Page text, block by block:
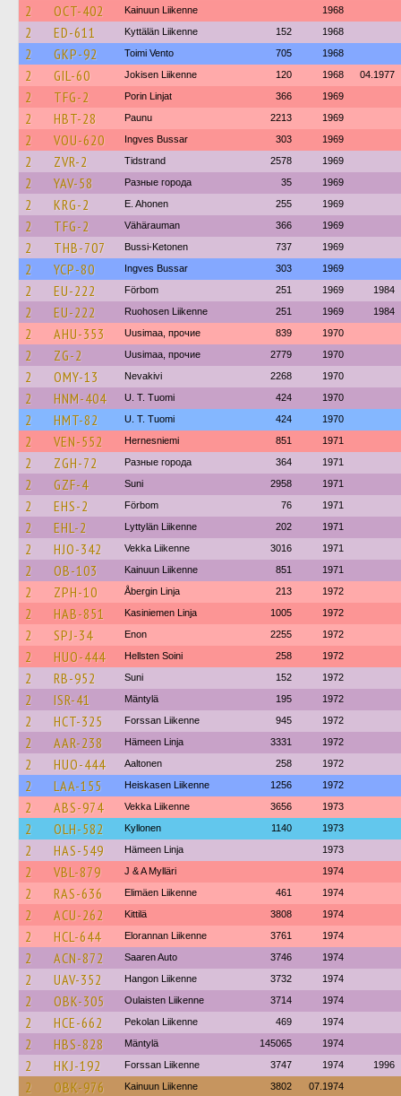
2 OCT-402 Kainuun Liikenne 1968
2 ED-611 Kyttälän Liikenne 152 1968
2 GKP-92 Toimi Vento 705 1968
2 GIL-60 Jokisen Liikenne 120 1968 04.1977
2 TFG-2 Porin Linjat 366 1969
2 HBT-28 Paunu 2213 1969
2 VOU-620 Ingves Bussar 303 1969
2 ZVR-2 Tidstrand 2578 1969
2 YAV-58 Разные города 35 1969
2 KRG-2 E. Ahonen 255 1969
2 TFG-2 Vähärauman 366 1969
2 THB-707 Bussi-Ketonen 737 1969
2 YCP-80 Ingves Bussar 303 1969
2 EU-222 Förbom 251 1969 1984
2 EU-222 Ruohosen Liikenne 251 1969 1984
2 AHU-353 Uusimaa, прочие 839 1970
2 ZG-2 Uusimaa, прочие 2779 1970
2 OMY-13 Nevakivi 2268 1970
2 HNM-404 U. T. Tuomi 424 1970
2 HMT-82 U. T. Tuomi 424 1970
2 VEN-552 Hernesniemi 851 1971
2 ZGH-72 Разные города 364 1971
2 GZF-4 Suni 2958 1971
2 EHS-2 Förbom 76 1971
2 EHL-2 Lyttylän Liikenne 202 1971
2 HJO-342 Vekka Liikenne 3016 1971
2 OB-103 Kainuun Liikenne 851 1971
2 ZPH-10 Åbergin Linja 213 1972
2 HAB-851 Kasiniemen Linja 1005 1972
2 SPJ-34 Enon 2255 1972
2 HUO-444 Hellsten Soini 258 1972
2 RB-952 Suni 152 1972
2 ISR-41 Mäntylä 195 1972
2 HCT-325 Forssan Liikenne 945 1972
2 AAR-238 Hämeen Linja 3331 1972
2 HUO-444 Aaltonen 258 1972
2 LAA-155 Heiskasen Liikenne 1256 1972
2 ABS-974 Vekka Liikenne 3656 1973
2 OLH-582 Kyllonen 1140 1973
2 HAS-549 Hämeen Linja 1973
2 VBL-879 J & A Mylläri 1974
2 RAS-636 Elimäen Liikenne 461 1974
2 ACU-262 Kittilä 3808 1974
2 HCL-644 Elorannan Liikenne 3761 1974
2 ACN-872 Saaren Auto 3746 1974
2 UAV-352 Hangon Liikenne 3732 1974
2 OBK-305 Oulaisten Liikenne 3714 1974
2 HCE-662 Pekolan Liikenne 469 1974
2 HBS-828 Mäntylä 145065 1974
2 HKJ-192 Forssan Liikenne 3747 1974 1996
2 OBK-976 Kainuun Liikenne 3802 07.1974